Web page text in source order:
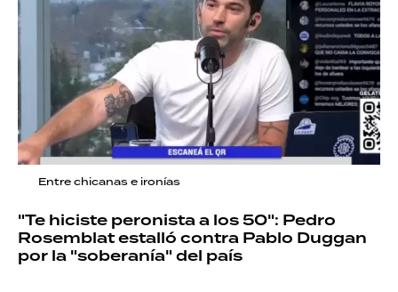
Entre chicanas e ironías
"Te hiciste peronista a los 50": Pedro
Rosemblat estalló contra Pablo Duggan
por la "soberanía" del país